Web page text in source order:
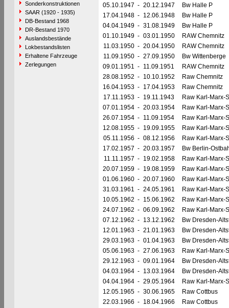
Sonderkonstruktionen
SAAR (1920 - 1935)
DB-Bestand 1968
DR-Bestand 1970
Auslandsbestände
Lokbestandslisten
Erhaltene Fahrzeuge
Zerlegungen
05.10.1947 - 20.12.1947
Bw Halle P
17.04.1948 - 12.06.1948
Bw Halle P
04.04.1949 - 31.08.1949
Bw Halle P
01.10.1949 - 03.01.1950
RAW Chemnitz
11.03.1950 - 20.04.1950
RAW Chemnitz
11.09.1950 - 27.09.1950
Bw Wittenberge
09.01.1951 - 11.09.1951
RAW Chemnitz
28.08.1952 - 10.10.1952
Raw Chemnitz
16.04.1953 - 17.04.1953
Raw Chemnitz
17.11.1953 - 19.11.1943
Raw Karl-Marx-
07.01.1954 - 20.03.1954
Raw Karl-Marx-
26.07.1954 - 11.09.1954
Raw Karl-Marx-
12.08.1955 - 19.09.1955
Raw Karl-Marx-
05.11.1956 - 08.12.1956
Raw Karl-Marx-
17.02.1957 - 20.03.1957
Bw Berlin-
11.11.1957 - 19.02.1958
Raw Karl-Marx-
20.07.1959 - 19.08.1959
Raw Karl-Marx-
01.06.1960 - 20.07.1960
Raw Karl-Marx-
31.03.1961 - 24.05.1961
Raw Karl-Marx-
10.05.1962 - 15.06.1962
Raw Karl-Marx-
24.07.1962 - 06.09.1962
Raw Karl-Marx-
07.12.1962 - 13.12.1962
Bw Dresden-
12.01.1963 - 21.01.1963
Bw Dresden-
29.03.1963 - 01.04.1963
Bw Dresden-
05.06.1963 - 27.06.1963
Raw Karl-Marx-
29.12.1963 - 09.01.1964
Bw Dresden-
04.03.1964 - 13.03.1964
Bw Dresden-
04.04.1964 - 29.05.1964
Raw Karl-Marx-
12.05.1965 - 30.06.1965
Raw Cottbus
22.03.1966 - 18.04.1966
Raw Cottbus